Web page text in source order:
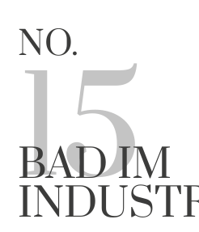
NO.
15
BAD IM